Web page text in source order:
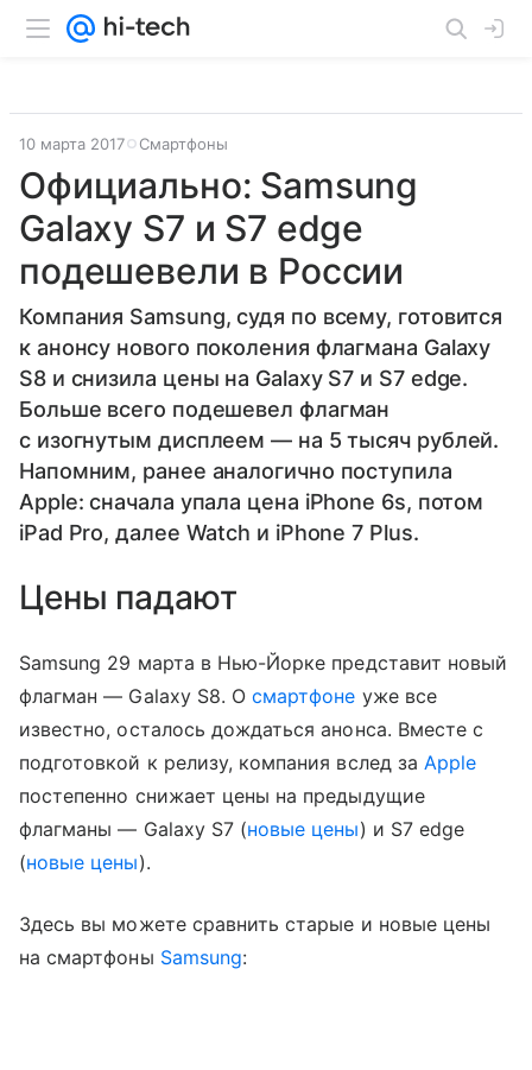
10 марта 2017 Смартфоны
Официально: Samsung
Galaxy S7 и S7 edge
подешевели в России
Компания Samsung, судя по всему, готовится
к анонсу нового поколения флагмана Galaxy
S8 и снизила цены на Galaxy S7 и S7 edge.
Больше всего подешевел флагман
с изогнутым дисплеем — на 5 тысяч рублей.
Напомним, ранее аналогично поступила
Apple: сначала упала цена iPhone 6s, потом
iPad Pro, далее Watch и iPhone 7 Plus.
Цены падают
Samsung 29 марта в Нью-Йорке представит новый
флагман — Galaxy S8. Осмартфоне уже все
известно, осталось дождаться анонса. Вместе с
подготовкой к релизу, компания вслед за Apple
постепенно снижает цены на предыдущие
флагманы — Galaxy S7 (новые цены) и S7 edge
(новые цены).
Здесь вы можете сравнить старые и новые цены
на смартфоны Samsung: